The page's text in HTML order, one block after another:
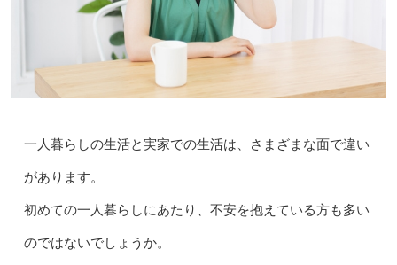
一人暮らしの生活と実家での生活は、さまざまな面で違い
があります。
初めての一人暮らしにあたり、不安を抱えている方も多い
のではないでしょうか。